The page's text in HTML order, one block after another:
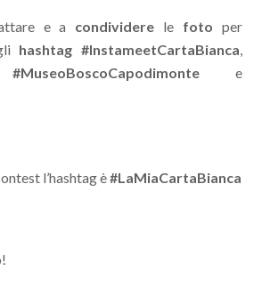
e a condividere le foto per
hashtag #InstameetCartaBianca
#MuseoBoscoCapodimontee
l’hashtag è#LaMiaCartaBianca